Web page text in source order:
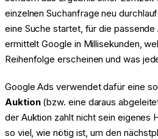
einzelnen Suchanfrage neu
eine Suche startet, für die
ermittelt Google in Millisekunden,
Reihenfolge erscheinen und was
Google Ads verwendet dafür eine
Auktion(bzw. eine daraus
der Auktion zahlt nicht sein eigenes
so viel, wie nötig ist, um den